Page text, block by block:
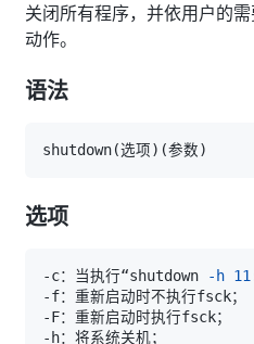
关闭所有程序，并依用户的
动作。
语法
shutdown(选项) (参数)
选项
-c：当执行“shutdown -h 11